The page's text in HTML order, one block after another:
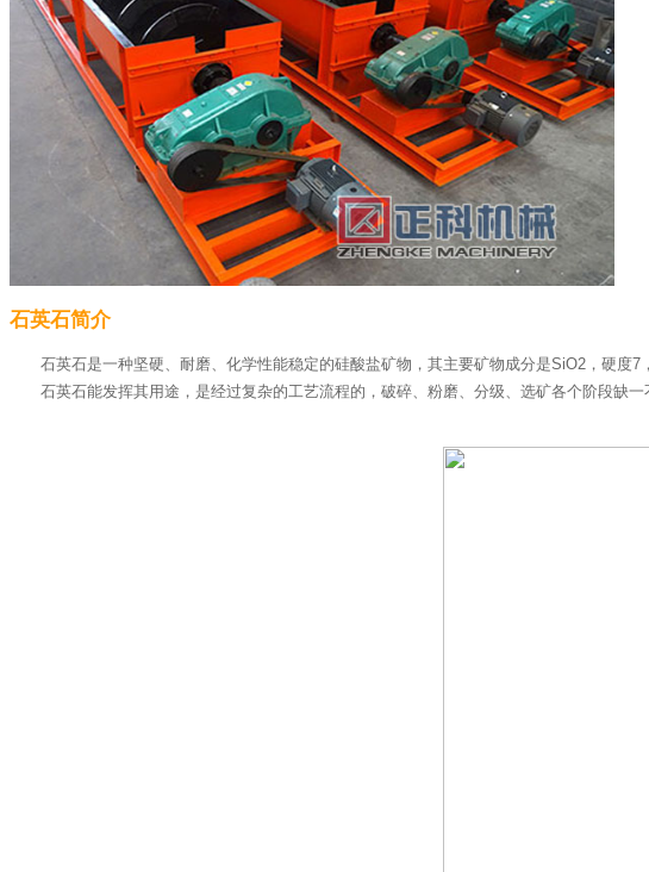
石英石简介
石英石是一种坚硬、耐磨、化学性能稳定的硅酸盐矿物，其主要矿物成分是SiO2，硬度
石英石能发挥其用途，是经过复杂的工艺流程的，破碎、粉磨、分级、选矿各个阶段缺